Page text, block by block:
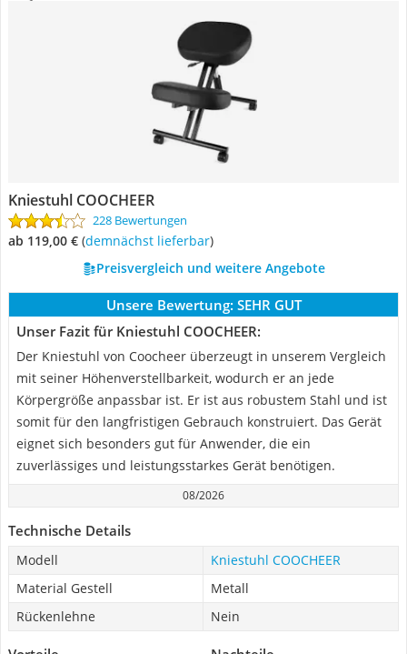
Kniestuhl COOCHEER
228 Bewertungen
ab 119,00 € ( Demnächst lieferbar)
Preisvergleich und weitere Angebote
Unsere Bewertung: SEHR GUT
Unser Fazit für Kniestuhl COOCHEER:
Der Kniestuhl von Coocheer überzeugt in unserem Vergleich
mit seiner Höhenverstellbarkeit, wodurch er an jede
Körpergröße anpassbar ist. Er ist aus robustem Stahl und ist
somit für den langfristigen Gebrauch konstruiert. Das Gerät
eignet sich besonders gut für Anwender, die ein
zuverlässiges und leistungsstarkes Gerät benötigen.
08/2026
Technische Details
Modell
Kniestuhl COOCHEER
Material Gestell
Metall
Rückenlehne
Nein